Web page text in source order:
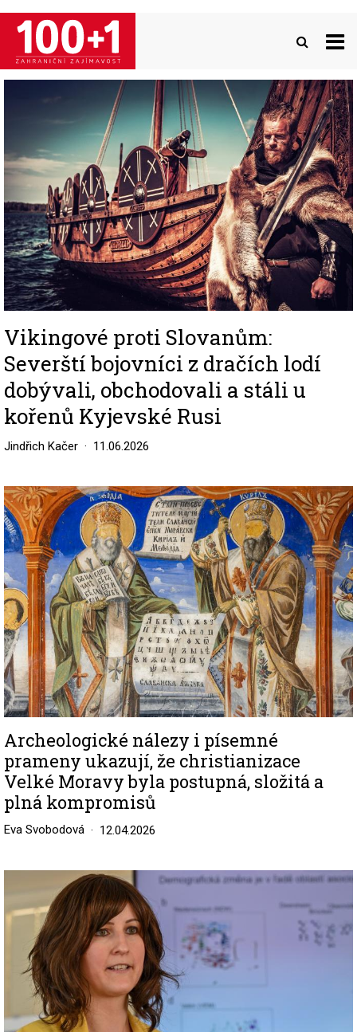
Přejít
hlavnímu
obsahu
Vikingové proti Slovanům:
Severští bojovníci z dračích lodí
dobývali, obchodovali a stáli u
kořenů Kyjevské Rusi
Jindřich Kačer 11.06.2026
Image
Archeologické nálezy i písemné
prameny ukazují, že christianizace
Velké Moravy byla postupná, složitá a
plná kompromisů
Eva Svobodová 12.04.2026